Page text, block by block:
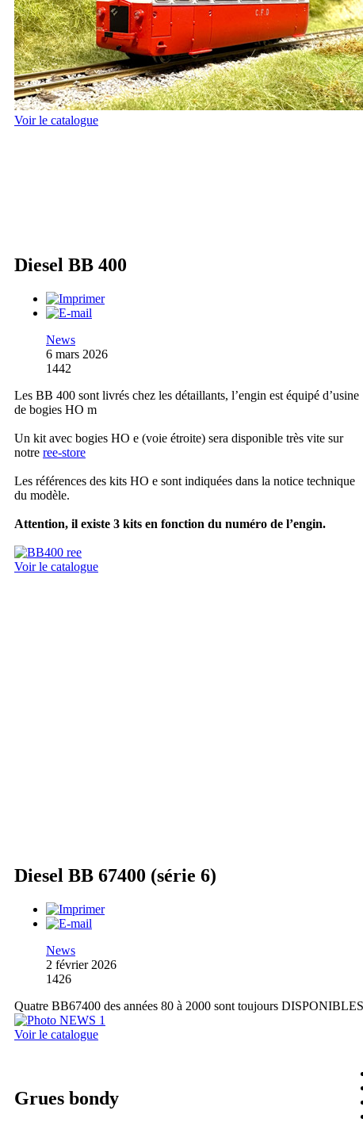
Voir le catalogue
Diesel BB 400
News
6 mars 2026
1442
Les BB 400 sont livrés chez les détaillants, l’engin est équipé d’usine
de bogies HO m
Un kit avec bogies HO e (voie étroite) sera disponible très vite sur
notre ree-store
Les références des kits HO e sont indiquées dans la notice technique
du modèle.
Attention, il existe 3 kits en fonction du numéro de l’engin.
Voir le catalogue
Diesel BB 67400 (série 6)
News
2 février 2026
1426
Quatre BB67400 des années 80 à 2000 sont toujours DISPONIBLES
Voir le catalogue
Grues bondy